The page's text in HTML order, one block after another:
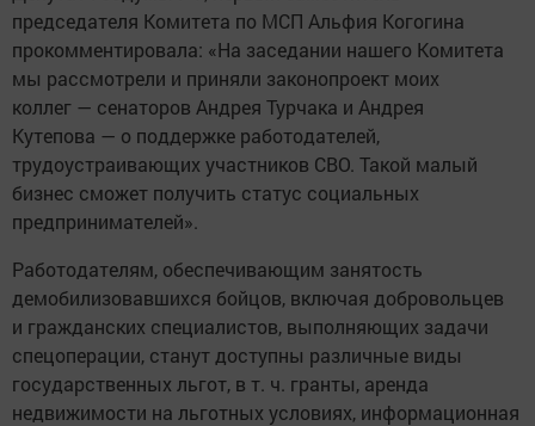
председателя Комитета по МСП Альфия Когогина
прокомментировала: «На заседании нашего Комитета
мы рассмотрели и приняли законопроект моих
коллег — сенаторов Андрея Турчака и Андрея
Кутепова — о поддержке работодателей,
трудоустраивающих участников СВО. Такой малый
бизнес сможет получить статус социальных
предпринимателей».
Работодателям, обеспечивающим занятость
демобилизовавшихся бойцов, включая добровольцев
и гражданских специалистов, выполняющих задачи
спецоперации, станут доступны различные виды
государственных льгот, в т. ч. гранты, аренда
недвижимости на льготных условиях, информационная